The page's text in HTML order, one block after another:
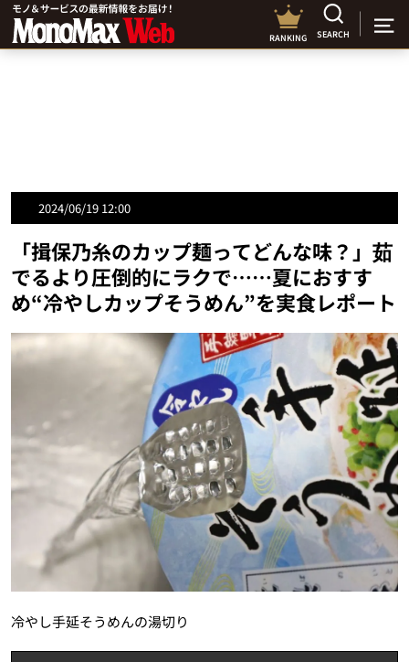
RANKING SEARCH
2024/06/19 12:00
「揖保乃糸のカップ麺ってどんな味？」茹
でるより圧倒的にラクで……夏におすす
め“冷やしカップそうめん”を実食レポート
冷やし手延そうめんの湯切り